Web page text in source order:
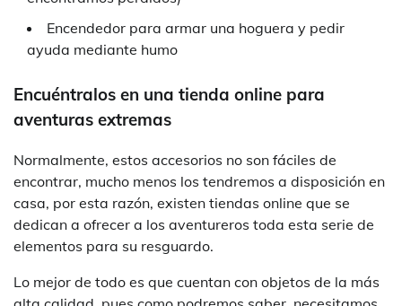
Encendedor para armar una hoguera y pedir
ayuda mediante humo
Encuéntralos en una tienda online para
aventuras extremas
Normalmente, estos accesorios no son fáciles de
encontrar, mucho menos los tendremos a disposición en
casa, por esta razón, existen tiendas online que se
dedican a ofrecer a los aventureros toda esta serie de
elementos para su resguardo.
Lo mejor de todo es que cuentan con objetos de la más